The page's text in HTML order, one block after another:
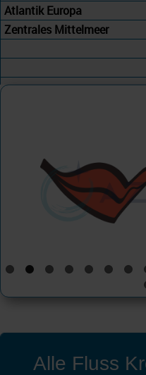
Atlantik Europa
Zentrales Mittelmeer
Alle Fluss